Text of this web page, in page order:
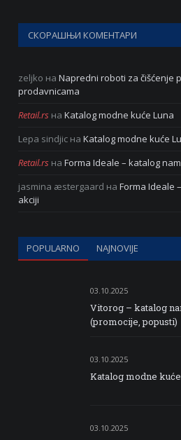
СКОРАШЊИ КОМЕНТАРИ
zeljko на Napredni roboti za čišćenje
prodavnicama
Retail.rs на Katalog modne kuće Luna
Lepa sindjic на Katalog modne kuće
Retail.rs на Forma Ideale – katalog
jasmina æstergaard на Forma Ideale
akciji
POPULARNO NAJNOVIJE
03.10.2025
Vitorog – katalog
(promocije, popusti)
03.10.2025
Katalog modne
03.10.2025